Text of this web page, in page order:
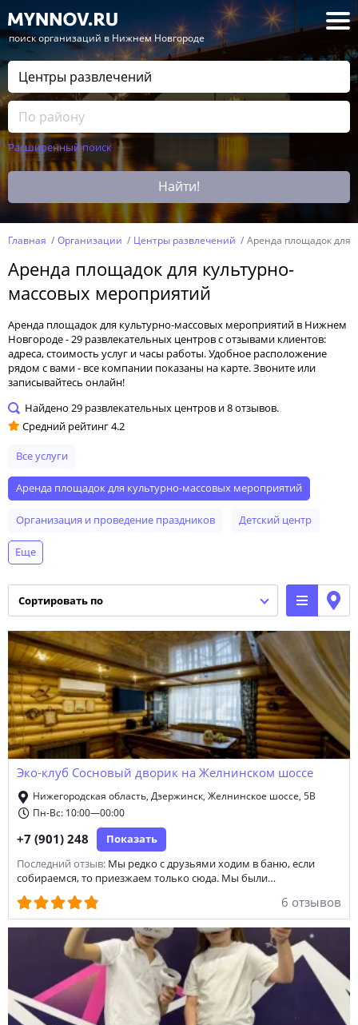
— поиск организаций в Нижнем Новгороде
Расширенный поиск
Найти!
Главная Организации Центры развлечений Аренда площадок для
Аренда площадок для культурно-
массовых мероприятий
Аренда площадок для культурно-массовых мероприятий в Нижнем
Новгороде - 29 развлекательных центров с отзывами клиентов:
адреса, стоимость услуг и часы работы. Удобное расположение
рядом с вами - все компании показаны на карте. Звоните или
записывайтесь онлайн!
Найдено 29 развлекательных центров и 8 отзывов.
Средний рейтинг 4.2
Все услуги
аренда площадок для культурно-массовых мероприятий
организация и проведение праздников детский центр
услуги праздничного оформления
организация детских праздников бассейн кальянная
игровая площадка квест творческий коллектив
услуга аниматора
прокат спортивного инвентаря и техники
организация корпоративов аттракцион
организация дня рождения тимбилдинг
организация свадьбы прокат велосипедов
компьютерный клуб
русский бильярд организация выпускного вечера
выездная регистрация брака стрелковый клуб
круглосуточное интернет-кафе прокат квадроциклов
клуб виртуальной реальности
конный клуб и ипподром организация юбилея
американский пул каток новогодние корпоративы
Еще
сортировать по
Эко-клуб Сосновый дворик на Желнинском шоссе
Нижегородская область, Дзержинск, Желнинское шоссе, 5В
Пн-Вс: 10:00—00:00
+7 (901) 248 Показать
Последний отзыв: Мы редко с друзьями ходим в баню, если
собираемся, то приезжаем только сюда. Мы были…
6 отзывов